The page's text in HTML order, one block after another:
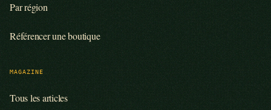
Par région
Référencer une boutique
MAGAZINE
Tous les articles